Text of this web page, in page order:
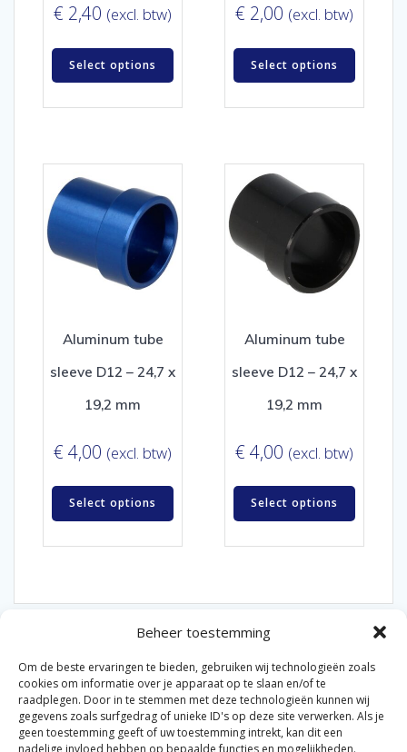
Beheer toestemming
Om de beste ervaringen te bieden, gebruiken wij technologieën zoals
cookies om informatie over je apparaat op te slaan en/of te
raadplegen. Door in te stemmen met deze technologieën kunnen wij
gegevens zoals surfgedrag of unieke ID's op deze site verwerken. Als je
geen toestemming geeft of uw toestemming intrekt, kan dit een
nadelige invloed hebben op bepaalde functies en mogelijkheden.
€ 2,40 (excl. btw)
Select options
€ 2,00 (excl. btw)
Select options
Aluminum tube
sleeve D12 – 24,7 x
19,2 mm
€ 4,00 (excl. btw)
Select options
Aluminum tube
sleeve D12 – 24,7 x
19,2 mm
€ 4,00 (excl. btw)
Select options
© 2026 Van der Bel Las en Radiateurenbedrijf.